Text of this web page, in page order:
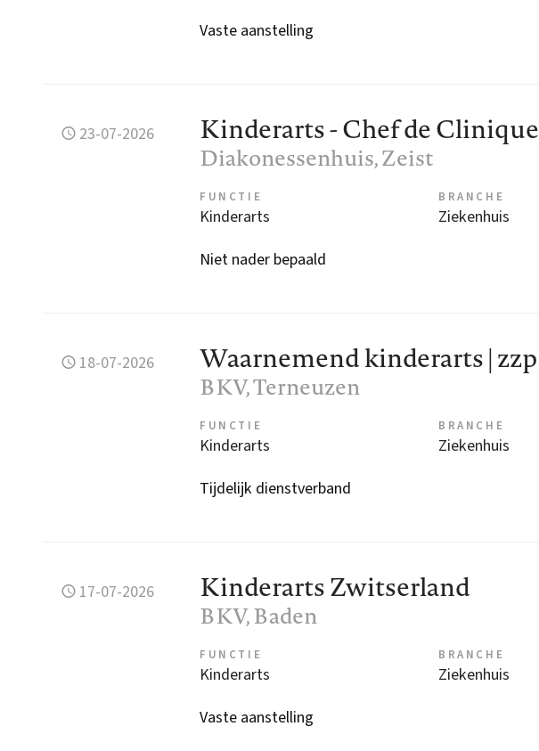
Vaste aanstelling
23-07-2026 Kinderarts - Chef de Clinique
Diakonessenhuis, Zeist
FUNCTIE
Kinderarts
BRANCHE
Ziekenhuis
Niet nader bepaald
18-07-2026 Waarnemend kinderarts | zzp
BKV, Terneuzen
FUNCTIE
Kinderarts
BRANCHE
Ziekenhuis
Tijdelijk dienstverband
17-07-2026 Kinderarts Zwitserland
BKV, Baden
FUNCTIE
Kinderarts
BRANCHE
Ziekenhuis
Vaste aanstelling